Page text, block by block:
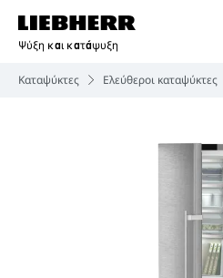
Ψύξη και κατάψυξη
Καταψύκτες Ελεύθεροι καταψύκτες